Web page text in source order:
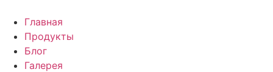
содержимому
Главная
Продукты
Блог
Галерея